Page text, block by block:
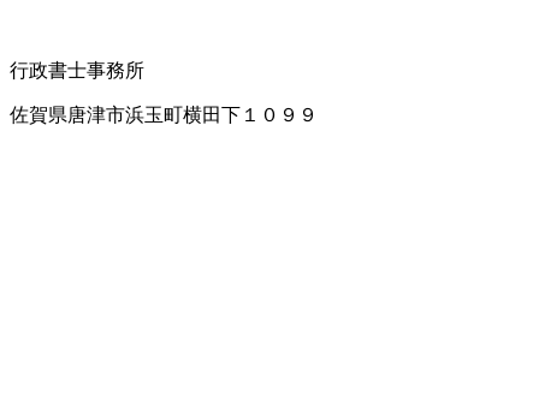
行政書士事務所
佐賀県唐津市浜玉町横田下１０９９